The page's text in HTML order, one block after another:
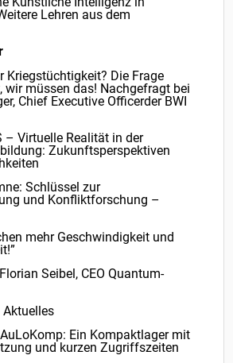
Lehren aus dem
Die Frage
wir müssen das! Nachgefragt bei
Chief Executive Officerder BWI
Realität in der
Zukunftsperspektiven
Schlüssel zur
und Konfliktforschung –
mehr Geschwindigkeit und
Seibel, CEO Quantum-
Ein Kompaktlager mit
und kurzen Zugriffszeiten